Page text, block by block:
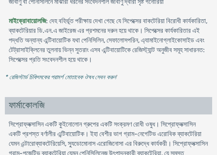
জীবাণু বা পেনিসিলিনে মাঝারী ধরনের সংবেদনশীল জীবাণু দ্বারা সৃষ্ট গনোরিয়া
মাইক্রোবায়োলজি: দেহ বহির্ভূত পরীক্ষায় দেখা গেছে যে সিপেক্সের বাকটেরিয়া বিরোধী কার্যকারিতা,
ব্যাকটেরিয়ার ডি.এন.এ জাইরেজ এর প্রশমনের দরুন হয়ে থাকে। সিপেক্সের কার্যকারিতার এই
পদ্ধতি অন্যান্য এন্টিবায়োটিক যথা পেনিসিলিন, সেফালোসপরিন, এ্যামাইনোগ্লাইকোসাইড এবং
টেট্রাসাইক্লিনের তুলনায় ভিন্ন সুতরাং এসব এন্টিবায়োটিকে রেজিস্ট্যান্ট অনুজীব সমূহ সাধারনত:
সিপেক্সের প্রতি সংবেদনশীল হয়ে থাকে।
* রেজিস্টার্ড চিকিৎসকের পরামর্শ মোতাবেক ঔষধ সেবন করুন'
ফার্মাকোলজি
সিপ্রোফ্লক্সাসিন একটি কুইনোলোন গ্রুপের একটি সংক্রমণ রোধী ওষুধ। সিপ্রোফ্লক্সাসিন
একটি প্রশস্ত বর্ণালীর এন্টিবায়োটিক। ইহা বেশীর ভাগ গ্রাম-নেগেটিভ এরোবিক ব্যাকটেরিয়া
যেমন এন্টারোব্যাকটেরিয়েসি, স্যুডোমোনাস এরোজিনোসা এর বিরুদ্ধে কার্যকরী। সিপ্রোফ্লক্সাসিন
গ্রাম-পজেটিভ ব্যাকটেরিয়া যেমন পেনিসিলিনেজ উৎপাদনকারী ব্যাকটেরিয়া, যে সমস্ত